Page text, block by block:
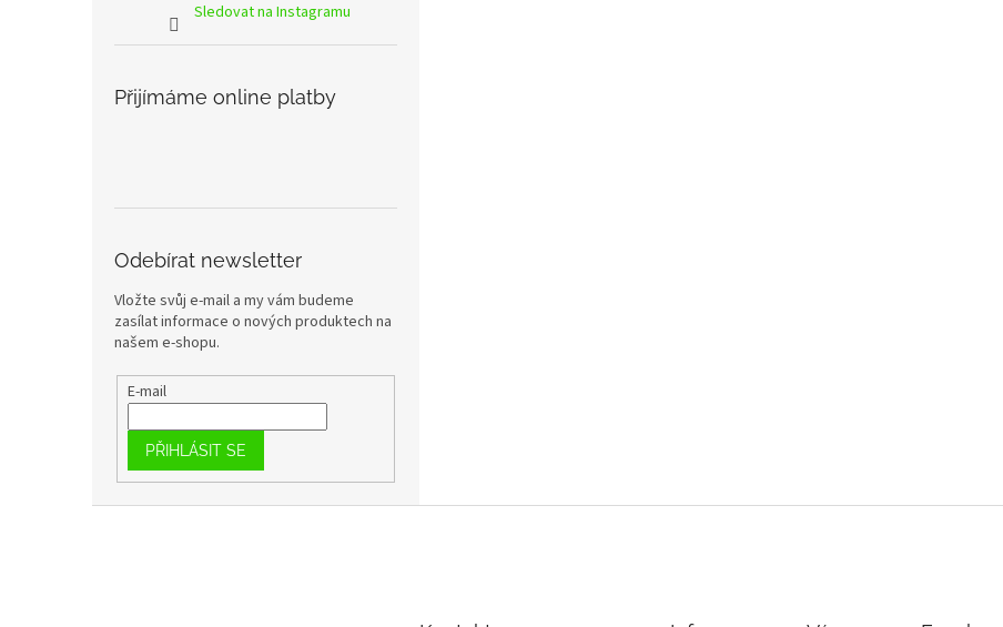
Sledovat na Instagramu
Přijímáme online platby
Odebírat newsletter
Vložte svůj e-mail a my vám budeme
zasílat informace o nových produktech na
našem e-shopu.
E-mail
PŘIHLÁSIT SE